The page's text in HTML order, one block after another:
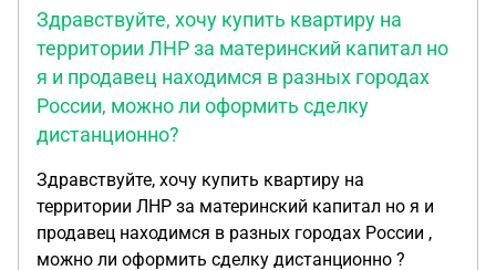
Здравствуйте, хочу купить квартиру на
территории ЛНР за материнский капитал но
я и продавец находимся в разных городах
России, можно ли оформить сделку
дистанционно?
Здравствуйте, хочу купить квартиру на
территории ЛНР за материнский капитал но я и
продавец находимся в разных городах России ,
можно ли оформить сделку дистанционно ?